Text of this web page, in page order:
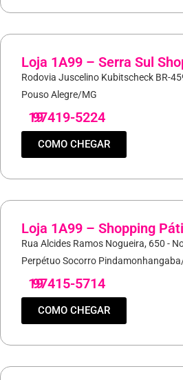
Loja 1A99 – Serra Sul
Rodovia Juscelino Kubitscheck BR-
Pouso Alegre/MG
19
97419-5224
COMO CHEGAR
Loja 1A99 – Shopping
Rua Alcides Ramos Nogueira, 650 -
Perpétuo Socorro
19
97415-5714
COMO CHEGAR